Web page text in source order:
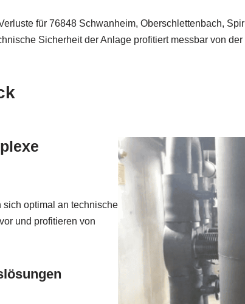
für 76848 Schwanheim, Oberschlettenbach,
Sicherheit der Anlage profitiert messbar von
optimal an technische
und profitieren von